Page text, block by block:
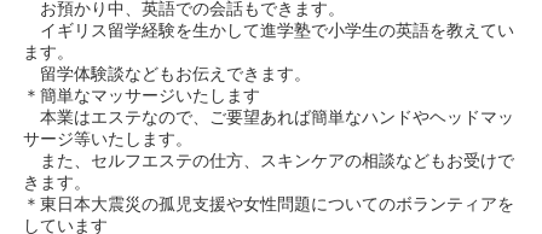
お預かり中、英語での会話もできます。
イギリス留学経験を生かして進学塾で小学生の英語を教えてい
ます。
留学体験談などもお伝えできます。
＊簡単なマッサージいたします
本業はエステなので、ご要望あれば簡単なハンドやヘッドマッ
サージ等いたします。
また、セルフエステの仕方、スキンケアの相談などもお受けで
きます。
＊東日本大震災の孤児支援や女性問題についてのボランティアを
しています